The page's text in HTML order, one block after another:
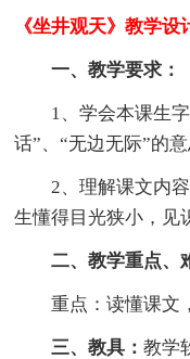
《坐井观天》教学设
一、教学要求：
1、学会本课生字
话”、“无边无际”的意
2、理解课文内容
生懂得目光狭小，见
二、教学重点、
重点：读懂课文，
三、教具：教学